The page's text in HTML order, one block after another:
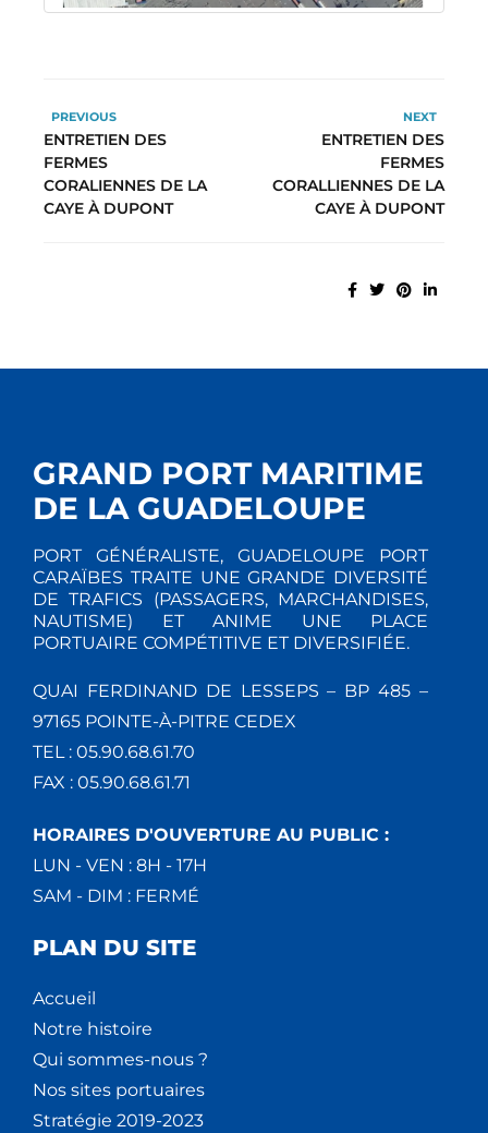
PREVIOUS
ENTRETIEN DES
FERMES
CORALIENNES DE LA
CAYE À DUPONT
NEXT
ENTRETIEN DES
FERMES
CORALLIENNES DE LA
CAYE À DUPONT
GRAND PORT MARITIME
DE LA GUADELOUPE
PORT GÉNÉRALISTE, GUADELOUPE PORT
CARAÏBES TRAITE UNE GRANDE DIVERSITÉ
DE TRAFICS (PASSAGERS, MARCHANDISES,
NAUTISME) ET ANIME UNE PLACE
PORTUAIRE COMPÉTITIVE ET DIVERSIFIÉE.
QUAI FERDINAND DE LESSEPS – BP 485 –
97165 POINTE-À-PITRE CEDEX
TEL : 05.90.68.61.70
FAX : 05.90.68.61.71
HORAIRES D'OUVERTURE AU PUBLIC :
LUN - VEN : 8H - 17H
SAM - DIM : FERMÉ
PLAN DU SITE
Accueil
Notre histoire
Qui sommes-nous ?
Nos sites portuaires
Stratégie 2019-2023